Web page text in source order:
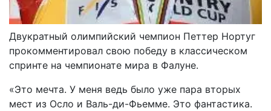
Двукратный олимпийский чемпион Петтер Нортуг
прокомментировал свою победу в классическом
спринте на чемпионате мира в Фалуне.
«Это мечта. У меня ведь было уже пара вторых
мест из Осло и Валь-ди-Фьемме. Это фантастика.